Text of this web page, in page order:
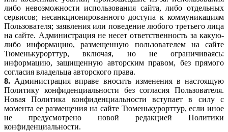
либо невозможности использования сайта, либо отдельных
сервисов; несанкционированного доступа к коммуникациям
Пользователя; заявления или поведение любого третьего лица
на сайте. Администрация не несет ответственность за какую-
либо информацию, размещенную пользователем на сайте
Тюменькурорттур, включая, но не ограничиваясь:
информацию, защищенную авторским правом, без прямого
согласия владельца авторского права.
8. Администрация вправе вносить изменения в настоящую
Политику конфиденциальности без согласия Пользователя.
Новая Политика конфиденциальности вступает в силу с
момента ее размещения на сайте Тюменькурорттур, если иное
не предусмотрено новой редакцией Политики
конфиденциальности.